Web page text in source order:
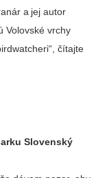
a jej autor
Volovské vrchy
čítajte
Slovenský